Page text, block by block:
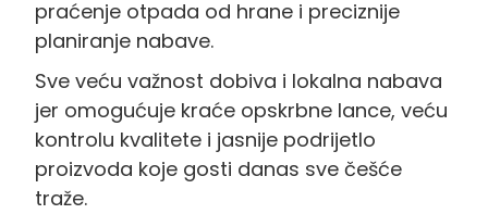
praćenje otpada od hrane i preciznije
planiranje nabave.
Sve veću važnost dobiva i lokalna nabava
jer omogućuje kraće opskrbne lance, veću
kontrolu kvalitete i jasnije podrijetlo
proizvoda koje gosti danas sve češće
traže.